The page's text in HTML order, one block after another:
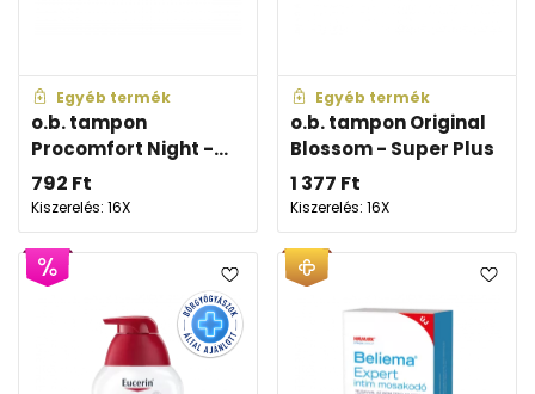
Egyéb termék
o.b. tampon
Procomfort Night -...
792 Ft
Kiszerelés: 16X
Egyéb termék
o.b. tampon Original
Blossom - Super Plus
1 377 Ft
Kiszerelés: 16X